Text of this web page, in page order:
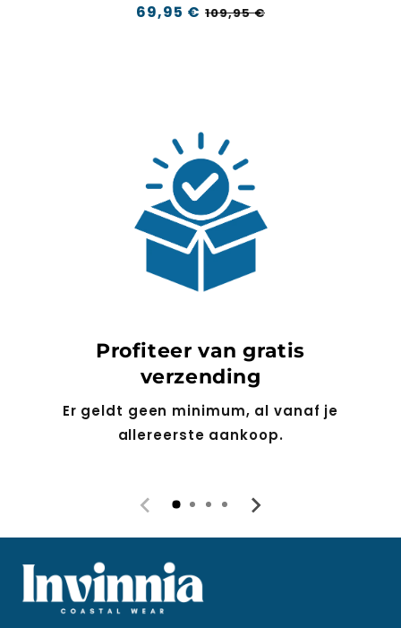
Normale
69,95 € Verkoopprijs
109,95 €
Profiteer van gratis
verzending
Er geldt geen minimum, al vanaf je
allereerste aankoop.